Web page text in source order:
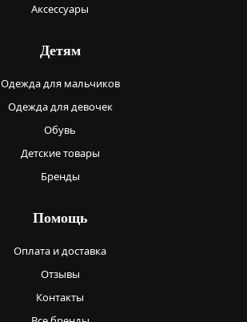
Аксессуары
Детям
Одежда для мальчиков
Одежда для девочек
Обувь
Детские товары
Бренды
Помощь
Оплата и доставка
Отзывы
Контакты